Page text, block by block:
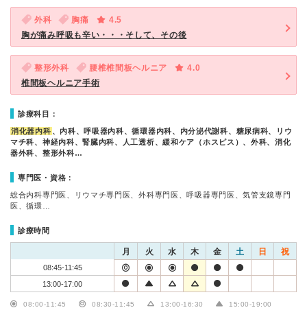
外科 胸痛
4.5
胸が痛み呼吸も辛い・・・そして、その後
整形外科 腰椎椎間板ヘルニア
4.0
椎間板ヘルニア手術
診療科目：
消化器内科 、内科、呼吸器内科、循環器内科、内分泌代謝科、糖尿病科、リウ
マチ科、神経内科、腎臓内科、人工透析、緩和ケア（ホスピス）、外科、消化
器外科、整形外科…
専門医・資格：
総合内科専門医、リウマチ専門医、外科専門医、呼吸器専門医、気管支鏡専門
医、循環…
診療時間
月 火 水 木 金 土 日 祝
08:45-11:45
13:00-17:00
08:00-11:45 08:30-11:45 13:00-16:30 15:00-19:00